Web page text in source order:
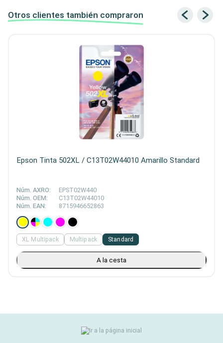
Otros clientes también compraron
Epson Tinta 502XL / C13T02W44010 Amarillo Standard
Núm. AXRO:
EPST02W440
Núm. OEM:
C13T02W44010
Núm. EAN:
8715946652863
Standard
XL Multipack Multipack
A la cesta